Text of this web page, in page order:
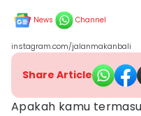
News Channel
instagram.com/jalanmakanbali
Share Article
Apakah kamu